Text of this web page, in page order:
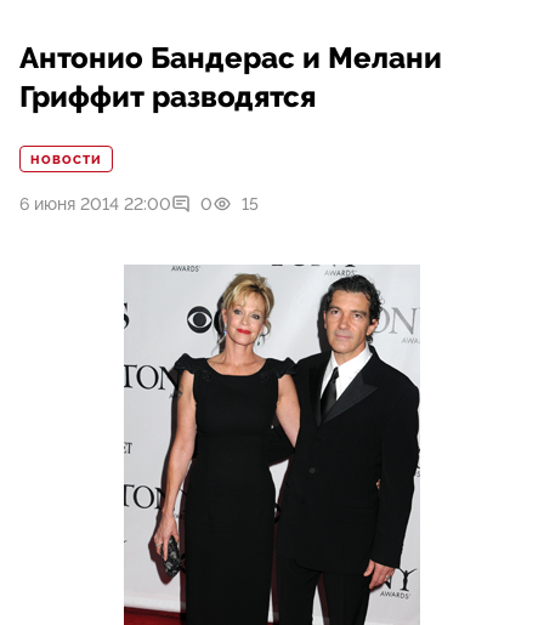
Антонио Бандерас и Мелани
Гриффит разводятся
НОВОСТИ
6 июня 2014 22:00 0 15